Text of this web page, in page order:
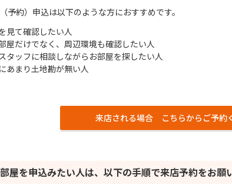
予約）申込は以下のような⽅におすすめです。
⾒て確認したい⼈
屋だけでなく、周辺環境も確認したい⼈
タッフに相談しながらお部屋を探したい⼈
あまり⼟地勘が無い⼈
来店される場合 こちらからご予約
屋を申込みたい⼈は、以下の⼿順で来店予約をお願